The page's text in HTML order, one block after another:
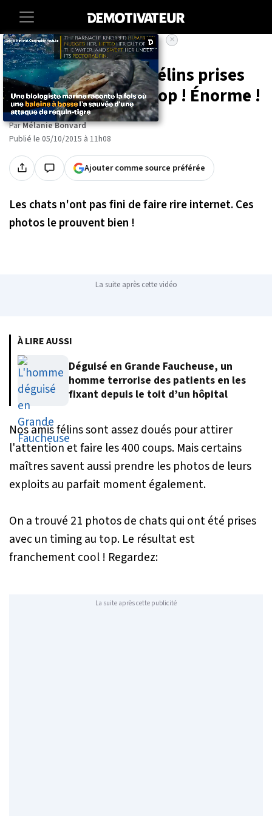
Accueil Insolite Animaux
Voici 21 photos de félins prises
avec un timing au top ! Énorme !
ParMélanie Bonvard
Publié le 05/10/2015 à 11h08
Ajouter comme source préférée
Les chats n'ont pas fini de faire rire internet. Ces
photos le prouvent bien !
La suite après cette vidéo
×
À LIRE AUSSI
Déguisé en Grande Faucheuse, un
homme terrorise des patients en les
fixant depuis le toit d’un hôpital
Nos amis félins sont assez doués pour attirer
l'attention et faire les 400 coups. Mais certains
maîtres savent aussi prendre les photos de leurs
exploits au parfait moment également.
On a trouvé 21 photos de chats qui ont été prises
avec un timing au top. Le résultat est
franchement cool ! Regardez:
La suite après cette publicité